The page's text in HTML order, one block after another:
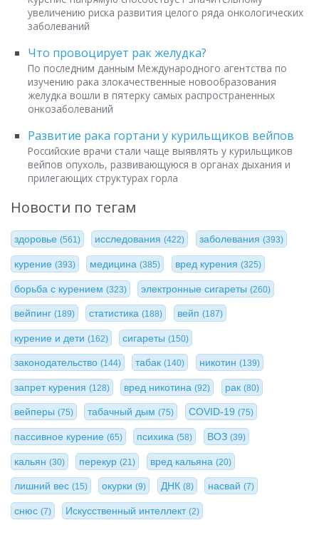
увеличению риска развития целого ряда онкологических
заболеваний
Что провоцирует рак желудка?
По последним данным Международного агентства по
изучению рака злокачественные новообразования
желудка вошли в пятерку самых распространенных
онкозаболеваний
Развитие рака гортани у курильщиков вейпов
Российские врачи стали чаще выявлять у курильщиков
вейпов опухоль, развивающуюся в органах дыхания и
прилегающих структурах горла
Новости по тегам
здоровье (561) исследования(422) заболевания (393)
курение (393) медицина(385) вред курения (325)
борьба с курением (323) электронные сигареты(260)
вейпинг (189) статистика(188) вейп (187)
курение и дети (162) сигареты(150)
законодательство (144) табак(140) никотин (139)
запрет курения (128) вред никотина(92) рак (80)
вейперы (75) табачный дым(75) COVID-19 (75)
пассивное курение (65) психика(58) ВОЗ (39)
кальян (30) перекур(21) вред кальяна (20)
лишний вес (15) окурки(9) ДНК (8) насвай(7)
снюс (7) Искусственный интеллект(2)